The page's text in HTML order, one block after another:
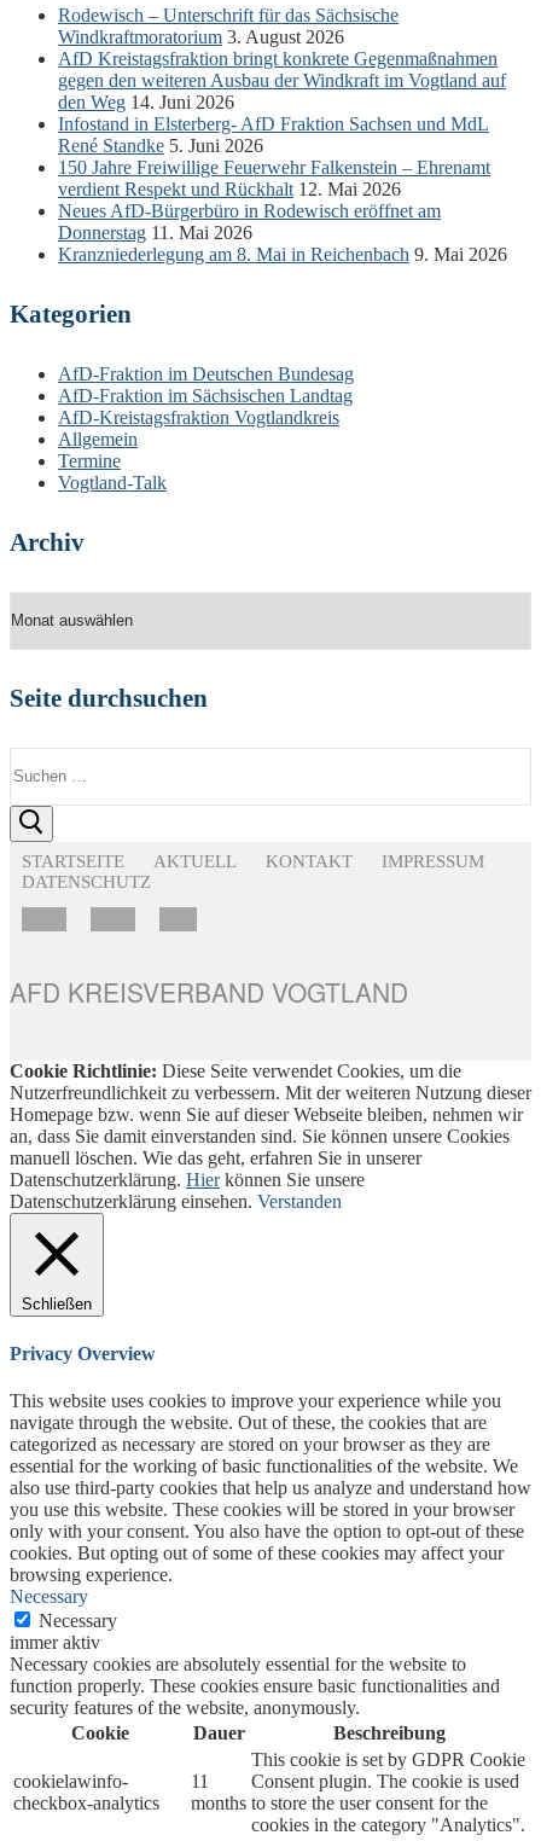
Rodewisch – Unterschrift für das Sächsische
Windkraftmoratorium 3. August 2026
AfD Kreistagsfraktion bringt konkrete Gegenmaßnahmen
gegen den weiteren Ausbau der Windkraft im Vogtland auf
den Weg 14. Juni 2026
Infostand in Elsterberg- AfD Fraktion Sachsen und MdL
René Standke 5. Juni 2026
150 Jahre Freiwillige Feuerwehr Falkenstein – Ehrenamt
verdient Respekt und Rückhalt 12. Mai 2026
Neues AfD-Bürgerbüro in Rodewisch eröffnet am
Donnerstag 11. Mai 2026
Kranzniederlegung am 8. Mai in Reichenbach 9. Mai 2026
Kategorien
AfD-Fraktion im Deutschen Bundesag
AfD-Fraktion im Sächsischen Landtag
AfD-Kreistagsfraktion Vogtlandkreis
Allgemein
Termine
Vogtland-Talk
Archiv
Seite durchsuchen
nach:
STARTSEITE AKTUELL KONTAKT
IMPRESSUM
DATENSCHUTZ
AFD KREISVERBAND VOGTLAND
Cookie Richtlinie: Diese Seite verwendet Cookies, um die
Nutzerfreundlichkeit zu verbessern. Mit der weiteren Nutzung dieser
Homepage bzw. wenn Sie auf dieser Webseite bleiben, nehmen wir
an, dass Sie damit einverstanden sind. Sie können unsere Cookies
manuell löschen. Wie das geht, erfahren Sie in unserer
Datenschutzerklärung. Hierkönnen Sie unsere
Datenschutzerklärung einsehen. Verstanden
Schließen
Privacy Overview
This website uses cookies to improve your experience while you
navigate through the website. Out of these, the cookies that are
categorized as necessary are stored on your browser as they are
essential for the working of basic functionalities of the website. We
also use third-party cookies that help us analyze and understand how
you use this website. These cookies will be stored in your browser
only with your consent. You also have the option to opt-out of these
cookies. But opting out of some of these cookies may affect your
browsing experience.
Necessary
Necessary
immer aktiv
Necessary cookies are absolutely essential for the website to
function properly. These cookies ensure basic functionalities and
security features of the website, anonymously.
Cookie
Dauer Beschreibung
cookielawinfo-
checkbox-analytics
11
months
This cookie is set by GDPR Cookie
Consent plugin. The cookie is used
to store the user consent for the
cookies in the category "Analytics".